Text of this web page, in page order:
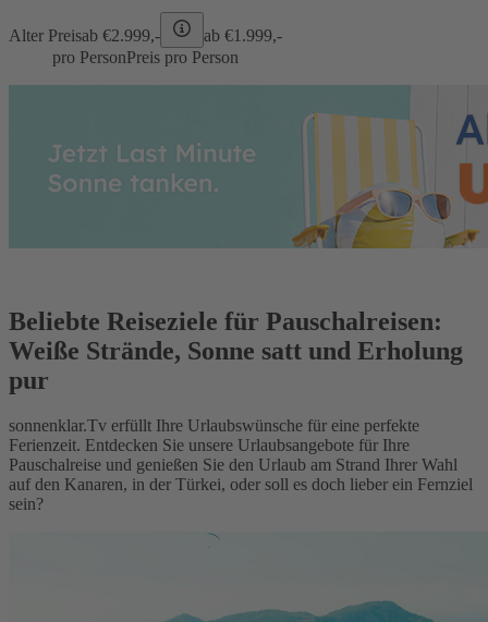
Alter Preisab €2.999,- ab €1.999,-
pro PersonPreis pro Person
Beliebte Reiseziele für Pauschalreisen:
Weiße Strände, Sonne satt und Erholung
pur
sonnenklar.Tv erfüllt Ihre Urlaubswünsche für eine perfekte
Ferienzeit. Entdecken Sie unsere Urlaubsangebote für Ihre
Pauschalreise und genießen Sie den Urlaub am Strand Ihrer Wahl
auf den Kanaren, in der Türkei, oder soll es doch lieber ein Fernziel
sein?